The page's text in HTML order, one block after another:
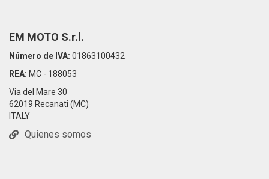
EM MOTO S.r.l.
Número de IVA: 01863100432
REA: MC - 188053
Via del Mare 30
62019 Recanati (MC)
ITALY
Quienes somos